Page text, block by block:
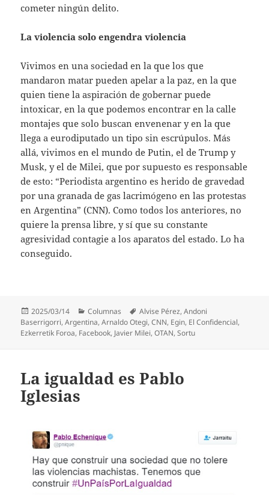
cometer ningún delito.
La violencia solo engendra violencia
Vivimos en una sociedad en la que los que
mandaron matar pueden apelar a la paz, en la que
quien tiene la aspiración de gobernar puede
intoxicar, en la que podemos encontrar en la calle
montajes que solo buscan envenenar y en la que
llega a eurodiputado un tipo sin escrúpulos. Más
allá, vivimos en el mundo de Putin, el de Trump y
Musk, y el de Milei, que por supuesto es responsable
de esto: “Periodista argentino es herido de gravedad
por una granada de gas lacrimógeno en las protestas
en Argentina” (CNN). Como todos los anteriores, no
quiere la prensa libre, y sí que su constante
agresividad contagie a los aparatos del estado. Lo ha
conseguido.
Publicado
el
2025/03/14 Categorías
Columnas Etiquetas
Alvise Pérez,Andoni
Baserrigorri,Argentina,Arnaldo Otegi,CNN, Egin, El Confidencial,
Ezkerretik Foroa, Facebook, Javier Milei,OTAN,Sortu
La igualdad es Pablo
Iglesias